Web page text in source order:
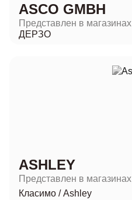
ASCO GMBH
Представлен в магазинах
ДЕРЗО
ASHLEY
Представлен в магазинах
Класимо /Ashley